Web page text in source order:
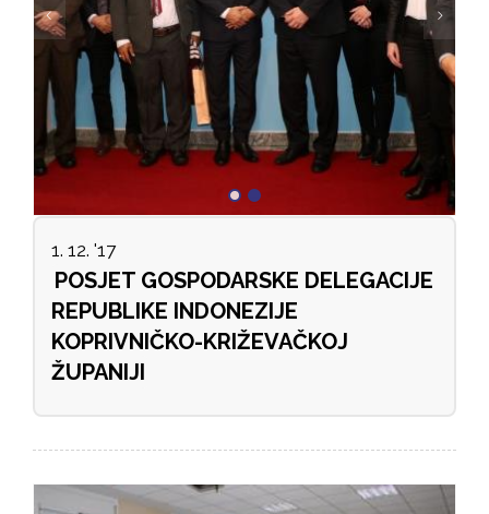
1. 12. '17
POSJET GOSPODARSKE DELEGACIJE
REPUBLIKE INDONEZIJE
KOPRIVNIČKO-KRIŽEVAČKOJ
ŽUPANIJI